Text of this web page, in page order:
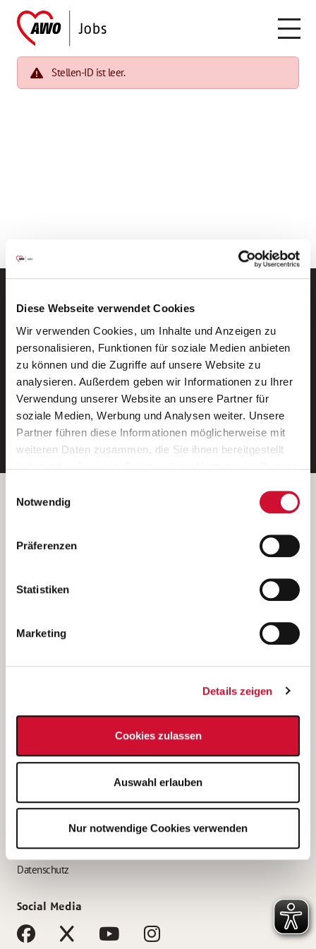
Diese Webseite verwendet Cookies
Wir verwenden Cookies, um Inhalte und Anzeigen zu
personalisieren, Funktionen für soziale Medien anbieten
zu können und die Zugriffe auf unsere Website zu
analysieren. Außerdem geben wir Informationen zu Ihrer
Verwendung unserer Website an unsere Partner für
soziale Medien, Werbung und Analysen weiter. Unsere
Partner führen diese Informationen möglicherweise mit
weiteren Daten zusammen, die Sie ihnen bereitgestellt
Wenn Sie auf „Cookies zulassen“ klicken, so stimmen
Sie der Speicherung sämtlicher Cookies zu. Sie können
Ihre Einwilligung selbstverständlich jederzeit widerrufen,
indem Sie die Cookie-Einstellungen aufrufen und diese
unsererDatenschutzerklärung
Notwendig
Präferenzen
Statistiken
Marketing
Details zeigen
Cookies zulassen
Auswahl erlauben
Nur notwendige Cookies verwenden
Stellen-ID ist leer.
Neue Stellen per E-Mail.
Ein kostenloser Service von AWO
Jobs.
E-Mail-Adresse eintragen
Betreiber der Webseite
Kantstraße 45a
(Ein Tochterunternehmen des AWO Bezirksverbandes Unterfranken
e.V.)
Bewerbung als Altenpflegehelfer*in
Bewerbung als Erzieher*in
AWO Gliederungen nach Bundesland
Impressum
Datenschutz
Social Media